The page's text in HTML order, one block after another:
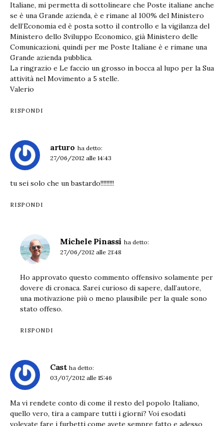
Italiane, mi permetta di sottolineare che Poste italiane anche
se è una Grande azienda, è e rimane al 100% del Ministero
dell’Economia ed è posta sotto il controllo e la vigilanza del
Ministero dello Sviluppo Economico, già Ministero delle
Comunicazioni, quindi per me Poste Italiane è e rimane una
Grande azienda pubblica.
La ringrazio e Le faccio un grosso in bocca al lupo per la Sua
attività nel Movimento a 5 stelle.
Valerio
RISPONDI
arturo ha detto:
27/06/2012 alle 14:43
tu sei solo che un bastardo!!!!!!!!!
RISPONDI
Michele Pinassi ha detto:
27/06/2012 alle 21:48
Ho approvato questo commento offensivo solamente per
dovere di cronaca. Sarei curioso di sapere, dall’autore,
una motivazione più o meno plausibile per la quale sono
stato offeso.
RISPONDI
Cast ha detto:
03/07/2012 alle 15:46
Ma vi rendete conto di come il resto del popolo Italiano,
quello vero, tira a campare tutti i giorni? Voi esodati
volevate fare i furbetti come avete sempre fatto e adesso